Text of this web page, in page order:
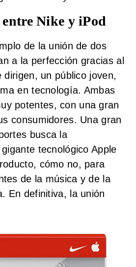
Nike y iPod
de la unión de dos
a la perfección gracias al
dirigen, un público joven,
en tecnología. Ambas
potentes, con una gran
consumidores. Una gran
busca la
tecnológico Apple
cómo no, para
de la música y de la
En definitiva, la unión